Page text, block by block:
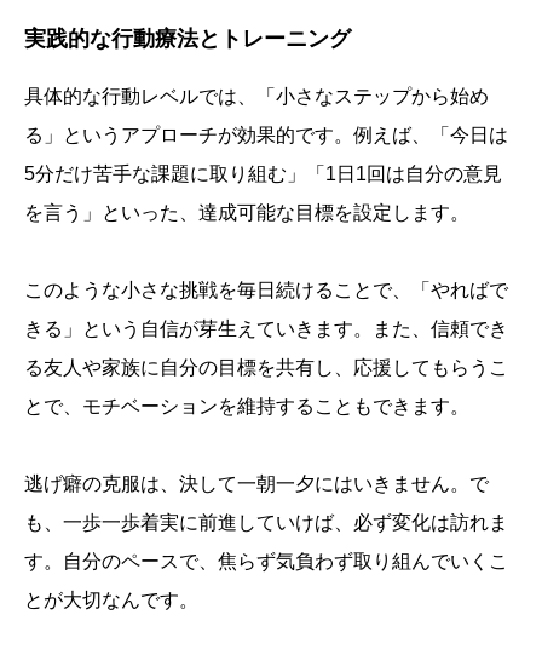
実践的な行動療法とトレーニング
具体的な行動レベルでは、「小さなステップから始め
る」というアプローチが効果的です。例えば、「今日は
5分だけ苦手な課題に取り組む」「1日1回は自分の意見
を言う」といった、達成可能な目標を設定します。
このような小さな挑戦を毎日続けることで、「やればで
きる」という自信が芽生えていきます。また、信頼でき
る友人や家族に自分の目標を共有し、応援してもらうこ
とで、モチベーションを維持することもできます。
逃げ癖の克服は、決して一朝一夕にはいきません。で
も、一歩一歩着実に前進していけば、必ず変化は訪れま
す。自分のペースで、焦らず気負わず取り組んでいくこ
とが大切なんです。